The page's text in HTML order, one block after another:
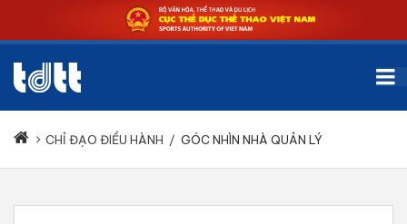
CHỈ ĐẠO ĐIỀU HÀNH / GÓC NHÌN NHÀ QUẢN LÝ